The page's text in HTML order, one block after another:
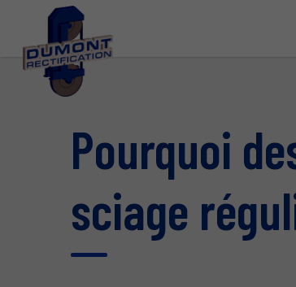
Pourquoi
sciage